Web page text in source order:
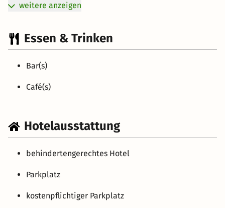
weitere anzeigen
Essen & Trinken
Bar(s)
Café(s)
Hotelausstattung
behindertengerechtes Hotel
Parkplatz
kostenpflichtiger Parkplatz